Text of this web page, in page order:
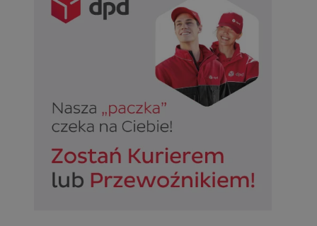
CookieScriptConsent
CookieScript